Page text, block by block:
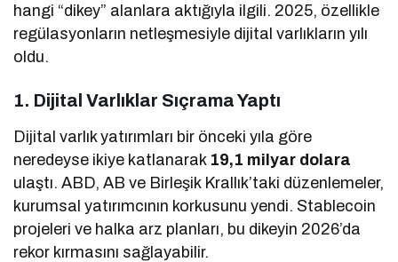
hangi “dikey” alanlara aktığıyla ilgili. 2025, özellikle
regülasyonların netleşmesiyle dijital varlıkların yılı
oldu.
1. Dijital Varlıklar Sıçrama Yaptı
Dijital varlık yatırımları bir önceki yıla göre
neredeyse ikiye katlanarak 19,1 milyar dolara
ulaştı. ABD, AB ve Birleşik Krallık’taki düzenlemeler,
kurumsal yatırımcının korkusunu yendi. Stablecoin
projeleri ve halka arz planları, bu dikeyin 2026’da
rekor kırmasını sağlayabilir.